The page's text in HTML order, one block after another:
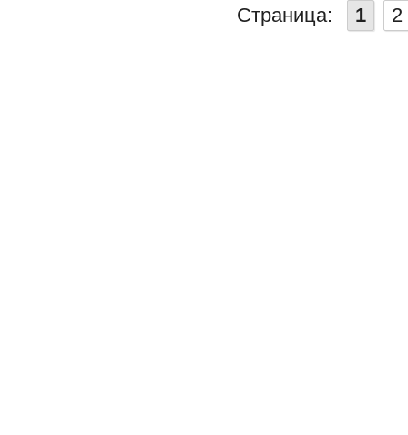
Страница: 1 2